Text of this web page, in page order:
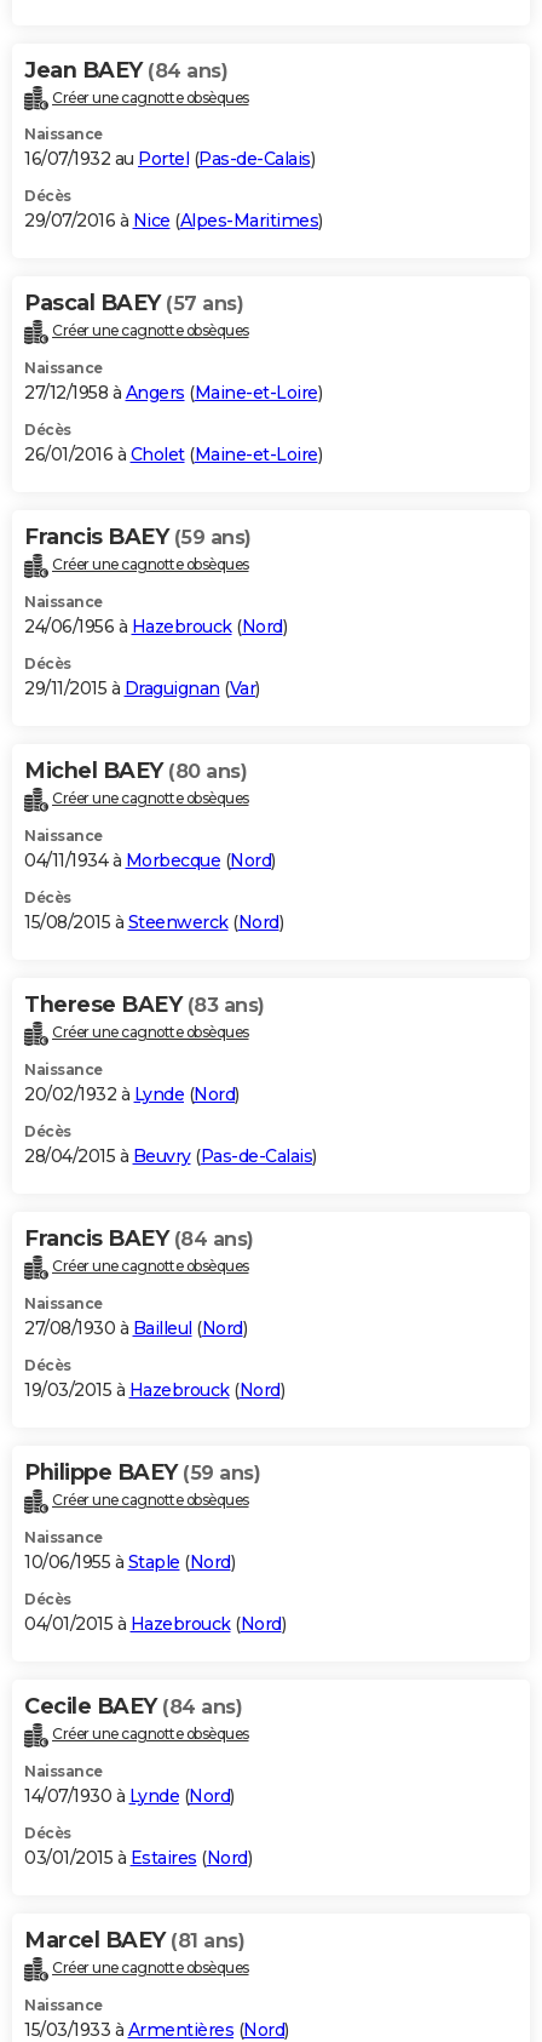
Jean BAEY (84 ans)
Créer une cagnotte obsèques
Naissance
16/07/1932 au Portel (Pas-de-Calais)
Décès
29/07/2016 à Nice (Alpes-Maritimes)
Pascal BAEY (57 ans)
Créer une cagnotte obsèques
Naissance
27/12/1958 à Angers (Maine-et-Loire)
Décès
26/01/2016 à Cholet(Maine-et-Loire)
Francis BAEY (59 ans)
Créer une cagnotte obsèques
Naissance
24/06/1956 à Hazebrouck(Nord)
Décès
29/11/2015 à Draguignan (Var)
Michel BAEY (80 ans)
Créer une cagnotte obsèques
Naissance
04/11/1934 à Morbecque (Nord)
Décès
15/08/2015 à Steenwerck(Nord)
Therese BAEY (83 ans)
Créer une cagnotte obsèques
Naissance
20/02/1932 à Lynde (Nord)
Décès
28/04/2015 à Beuvry(Pas-de-Calais)
Francis BAEY (84 ans)
Créer une cagnotte obsèques
Naissance
27/08/1930 à Bailleul (Nord)
Décès
19/03/2015 à Hazebrouck(Nord)
Philippe BAEY (59 ans)
Créer une cagnotte obsèques
Naissance
10/06/1955 à Staple (Nord)
Décès
04/01/2015 à Hazebrouck(Nord)
Cecile BAEY (84 ans)
Créer une cagnotte obsèques
Naissance
14/07/1930 à Lynde (Nord)
Décès
03/01/2015 à Estaires (Nord)
Marcel BAEY (81 ans)
Créer une cagnotte obsèques
Naissance
15/03/1933 à Armentières (Nord)